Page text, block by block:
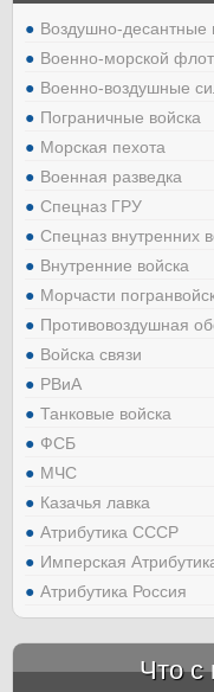
Воздушно-десантные
Военно-морской флот
Военно-воздушные
Пограничные войска
Морская пехота
Военная разведка
Спецназ ГРУ
Спецназ внутренних
Внутренние войска
Морчасти
Противовоздушная
Войска связи
РВиА
Танковые войска
ФСБ
МЧС
Казачья лавка
Атрибутика СССР
Имперская
Атрибутика Россия
Что с